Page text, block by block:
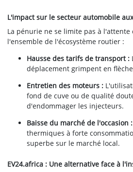
L'impact sur le secteur automobile
La pénurie ne se limite pas à l'attente
l'ensemble de l'écosystème routier :
Hausse des tarifs de transport :
déplacement grimpent en
Entretien des moteurs :
fond de cuve ou de qualité
d'endommager les injecteurs.
Baisse du marché de l'occasion :
thermiques à forte
superbe sur le marché local.
EV24.africa : Une alternative face à